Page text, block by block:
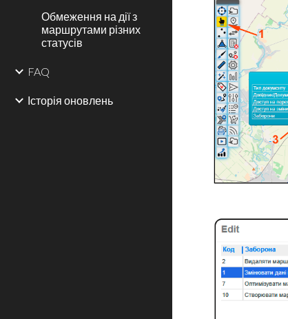
Обмеження на дії з
маршрутами різних
статусів
FAQ
Історія оновлень